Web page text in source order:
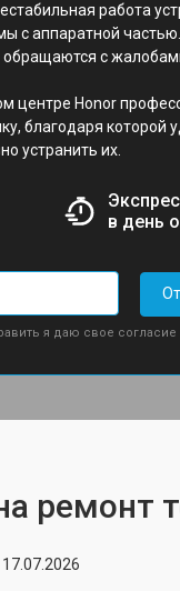
работа
с аппаратной частью.
обращаются с
центре Honor
благодаря которой
устранить их.
в день
я даю свое согласие
ремонт